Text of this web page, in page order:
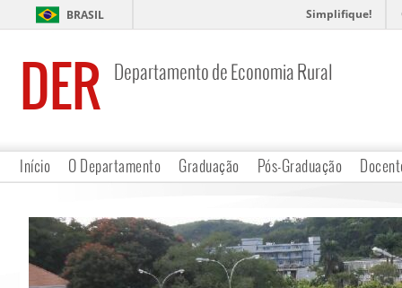
BRASIL Simplifique!
DER Departamento de Economia Rural
Início O Departamento Graduação Pós-Graduação